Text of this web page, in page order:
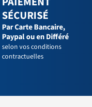
SÉCURISÉ
Par Carte Bancaire,
Paypal ou en Différé
selon vos conditions
contractuelles